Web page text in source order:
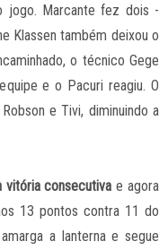
jogo. Marcante fez dois -
Klassen também deixou o
o técnico Gege
e o Pacuri reagiu. O
e Tivi, diminuindo a
vitória consecutiva e agora
13 pontos contra 11 do
a lanterna e segue